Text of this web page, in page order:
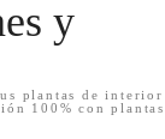
y
plantas de interior
100% con plantas